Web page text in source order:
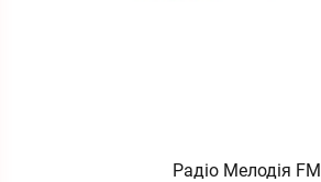
Радіо Мелодія FM